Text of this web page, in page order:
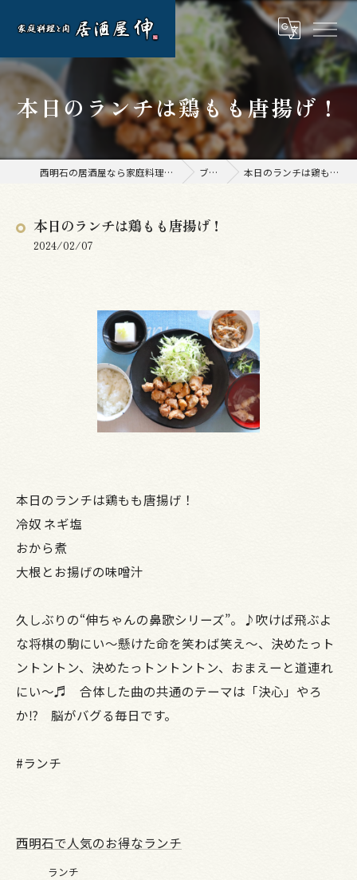
本日のランチは鶏もも唐揚げ！
西明石の居酒屋なら家庭料理と肉 居酒屋 伸 ブログ 本日のランチは鶏もも唐揚げ！
本日のランチは鶏もも唐揚げ！
2024/02/07
本日のランチは鶏もも唐揚げ！
冷奴 ネギ塩
おから煮
大根とお揚げの味噌汁
久しぶりの“伸ちゃんの鼻歌シリーズ”。♪吹けば飛ぶよ
な将棋の駒にい～懸けた命を笑わば笑え～、決めたっト
ントントン、決めたっトントントン、おまえーと道連れ
にい～♬ 合体した曲の共通のテーマは「決心」やろ
か⁉ 脳がバグる毎日です。
#ランチ
西明石で人気のお得なランチ
ランチ